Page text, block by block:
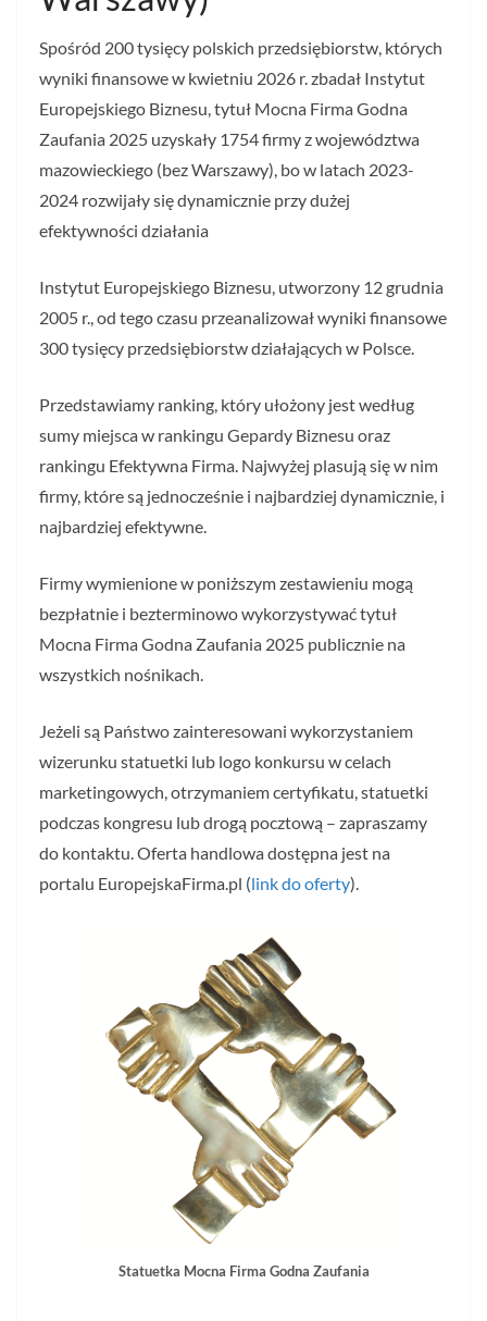
Spośród 200 tysięcy polskich przedsiębiorstw, których
wyniki finansowe w kwietniu 2026 r. zbadał Instytut
Europejskiego Biznesu, tytuł Mocna Firma Godna
Zaufania 2025 uzyskały 1754 firmy z województwa
mazowieckiego (bez Warszawy), bo w latach 2023-
2024 rozwijały się dynamicznie przy dużej
efektywności działania
Instytut Europejskiego Biznesu, utworzony 12 grudnia
2005 r., od tego czasu przeanalizował wyniki finansowe
300 tysięcy przedsiębiorstw działających w Polsce.
Przedstawiamy ranking, który ułożony jest według
sumy miejsca w rankingu Gepardy Biznesu oraz
rankingu Efektywna Firma. Najwyżej plasują się w nim
firmy, które są jednocześnie i najbardziej dynamicznie, i
najbardziej efektywne.
Firmy wymienione w poniższym zestawieniu mogą
bezpłatnie i bezterminowo wykorzystywać tytuł
Mocna Firma Godna Zaufania 2025 publicznie na
wszystkich nośnikach.
Jeżeli są Państwo zainteresowani wykorzystaniem
wizerunku statuetki lub logo konkursu w celach
marketingowych, otrzymaniem certyfikatu, statuetki
podczas kongresu lub drogą pocztową – zapraszamy
do kontaktu. Oferta handlowa dostępna jest na
portalu EuropejskaFirma.pl (link do oferty).
Statuetka Mocna Firma Godna Zaufania